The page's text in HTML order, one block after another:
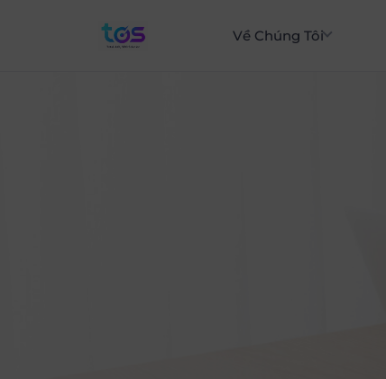
Về Chúng Tôi